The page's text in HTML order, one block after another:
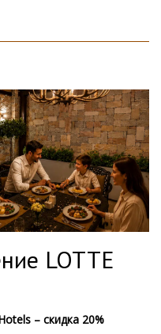
LOTTE
– скидка 20%